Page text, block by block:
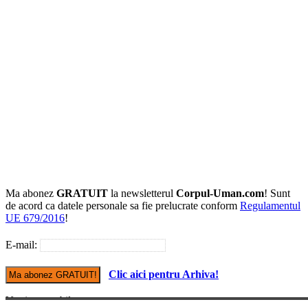
Ma abonez GRATUIT la newsletterul Corpul-Uman.com! Sunt
de acord ca datele personale sa fie prelucrate conform Regulamentul
UE 679/2016!
E-mail:
Clic aici pentru Arhiva!